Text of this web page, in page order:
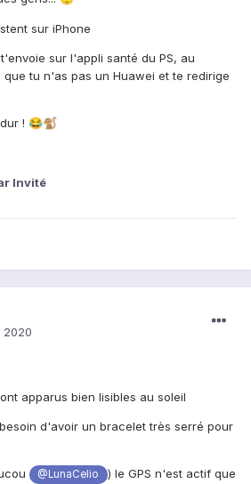
sur iPhone
sur l'appli santé du PS, au
tu n'as pas un Huawei et te redirige
! 😂🐒
Invité
2020
apparus bien lisibles au soleil
d'avoir un bracelet très serré pour
@LunaCelio
) le GPS n'est actif que